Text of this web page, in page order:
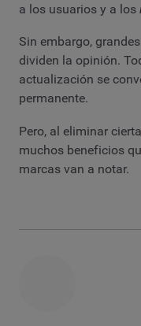
a los usuarios y a los
Sin embargo,
dividen la opinión.
actualización se
permanente.
Pero, al eliminar
muchos beneficios
marcas van a notar.